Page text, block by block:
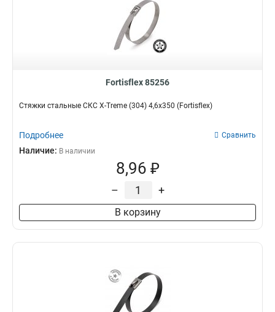
Fortisflex 85256
Стяжки стальные СКС X-Treme (304) 4,6х350 (Fortisflex)
Подробнее Сравнить
Наличие: В наличии
8,96 ₽
– +
В корзину